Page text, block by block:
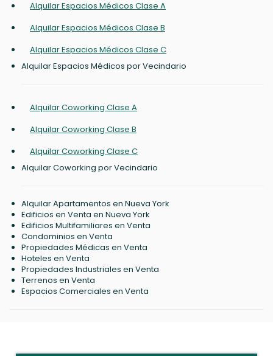
Alquilar Espacios Médicos Clase A
Alquilar Espacios Médicos Clase B
Alquilar Espacios Médicos Clase C
Alquilar Espacios Médicos por Vecindario
Alquilar Coworking Clase A
Alquilar Coworking Clase B
Alquilar Coworking Clase C
Alquilar Coworking por Vecindario
Alquilar Apartamentos en Nueva York
Edificios en Venta en Nueva York
Edificios Multifamiliares en Venta
Condominios en Venta
Propiedades Médicas en Venta
Hoteles en Venta
Propiedades Industriales en Venta
Terrenos en Venta
Espacios Comerciales en Venta